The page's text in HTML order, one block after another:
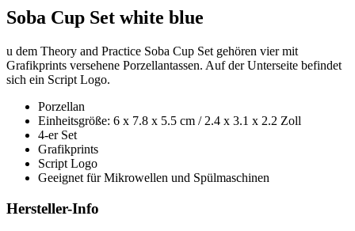
Soba Cup Set white blue
u dem Theory and Practice Soba Cup Set gehören vier mit
Grafikprints versehene Porzellantassen. Auf der Unterseite befindet
sich ein Script Logo.
Porzellan
Einheitsgröße: 6 x 7.8 x 5.5 cm / 2.4 x 3.1 x 2.2 Zoll
4-er Set
Grafikprints
Script Logo
Geeignet für Mikrowellen und Spülmaschinen
Hersteller-Info